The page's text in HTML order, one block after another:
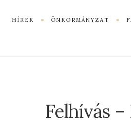
HÍREK ÖNKORMÁNYZAT
Felhívás